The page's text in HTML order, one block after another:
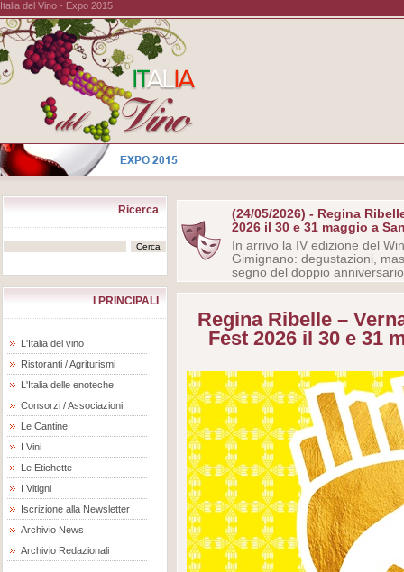
Italia del Vino - Expo 2015
Ricerca
I PRINCIPALI
L'Italia del vino
Ristoranti / Agriturismi
L'Italia delle enoteche
Consorzi / Associazioni
Le Cantine
I Vini
Le Etichette
I Vitigni
Iscrizione alla Newsletter
Archivio News
Archivio Redazionali
(24/05/2026) - Regina
2026 il 30 e 31 maggio a
In arrivo la IV edizione del
Gimignano: degustazioni,
segno del doppio
Regina Ribelle –
Fest 2026 il 30 e 31